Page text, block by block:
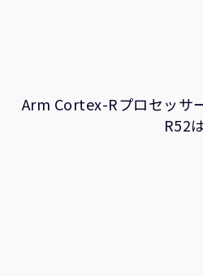
Arm Cortex-Rプロセッサ
R52